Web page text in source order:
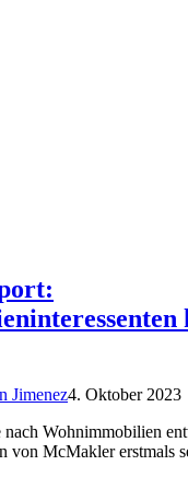
Jimenez4. Oktober 2023
Wohnimmobilien
von McMakler erstmals